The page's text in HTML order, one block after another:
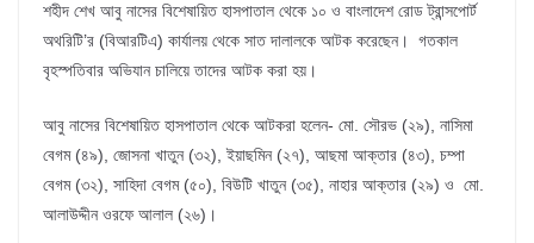
শহীদ শেখ আবু নাসের বিশেষায়িত হাসপাতাল থেকে ১০ ও বাংলাদেশ রোড ট্রান্সপোর্ট
অথরিটি’র (বিআরটিএ) কার্যালয় থেকে সাত দালালকে আটক করেছেন। গতকাল
বৃহস্পতিবার অভিযান চালিয়ে তাদের আটক করা হয়।
আবু নাসের বিশেষায়িত হাসপাতাল থেকে আটকরা হলেন- মো. সৌরভ (২৯), নাসিমা
বেগম (৪৯), জোসনা খাতুন (৩২), ইয়াছমিন (২৭), আছমা আক্তার (৪৩), চম্পা
বেগম (৩২), সাহিদা বেগম (৫০), বিউটি খাতুন (৩৫), নাহার আক্তার (২৯) ও মো.
আলাউদ্দীন ওরফে আলাল (২৬)।